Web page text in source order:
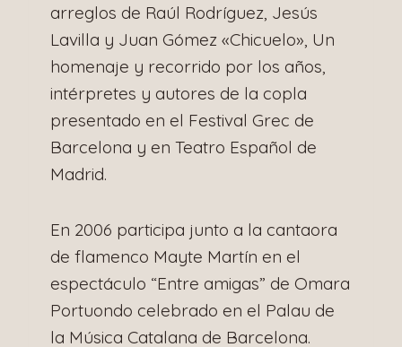
arreglos de Raúl Rodríguez, Jesús
Lavilla y Juan Gómez «Chicuelo», Un
homenaje y recorrido por los años,
intérpretes y autores de la copla
presentado en el Festival Grec de
Barcelona y en Teatro Español de
Madrid.
En 2006 participa junto a la cantaora
de flamenco Mayte Martín en el
espectáculo “Entre amigas” de Omara
Portuondo celebrado en el Palau de
la Música Catalana de Barcelona.